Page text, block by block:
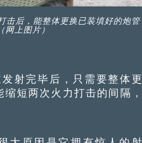
击后，能整体更换已装填好的炮管
上图片）
射完毕后，只需要整体更
短两次火力打击的间隔，